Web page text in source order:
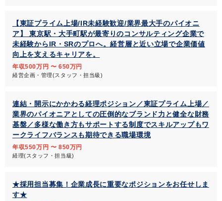
【東証プライム上場/IR未経験歓迎/業界最大手のパイオニ
ア】 東京駅・大手町駅が最寄りのコンサルティング企業で
未経験からIR・SRのプロへ。経営層と近い立場で企業価値
向上を支えるキャリアを。
年収500万円 〜 650万円
経営企画・管理(スタッフ・担当級)
連結・開示にかかわる経理ポジション／東証プライム上場／
業界のパイオニアとしての圧倒的なブランド力と健全な財務
基盤／多様な働き方もサポートする制度でスキルアップもワ
ークライフバランスも期待できる職場環境
年収550万円 〜 850万円
経理(スタッフ・担当級)
★採用担当募集！企業成長に重要なポジションをお任せしま
す★